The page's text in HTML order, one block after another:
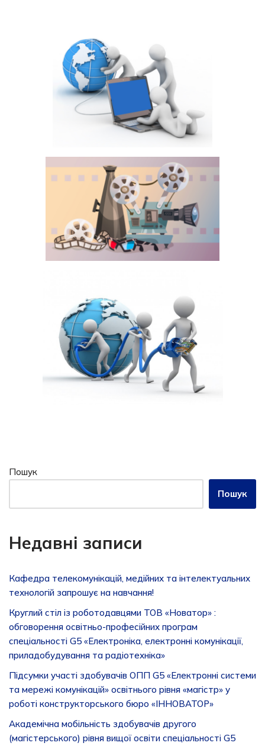
Пошук
Пошук
Недавні записи
Кафедра телекомунікацій, медійних та інтелектуальних
технологій запрошує на навчання!
Круглий стіл із роботодавцями ТОВ «Новатор» :
обговорення освітньо-професійних програм
спеціальності G5 «Електроніка, електронні комунікації,
приладобудування та радіотехніка»
Підсумки участі здобувачів ОПП G5 «Електронні системи
та мережі комунікацій» освітнього рівня «магістр» у
роботі конструкторського бюро «ІННОВАТОР»
Академічна мобільність здобувачів другого
(магістерського) рівня вищої освіти спеціальності G5